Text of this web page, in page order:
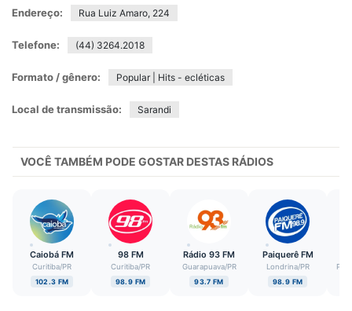
Endereço: Rua Luiz Amaro, 224
Telefone: (44) 3264.2018
Formato / gênero: Popular | Hits - ecléticas
Local de transmissão: Sarandi
VOCÊ TAMBÉM PODE GOSTAR DESTAS RÁDIOS
Caiobá FM
Curitiba/PR
102.3 FM
98 FM
Curitiba/PR
98.9 FM
Rádio 93 FM
Guarapuava/PR
93.7 FM
Paiquerê FM
Londrina/PR
98.9 FM